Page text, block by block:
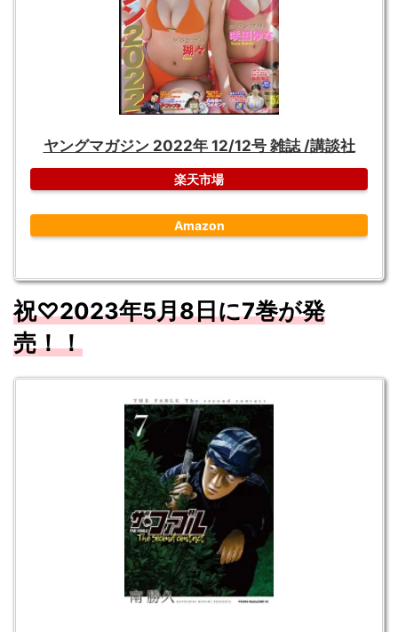
ヤングマガジン 2022年 12/12号 雑誌 /講談社
楽天市場
Amazon
祝♡2023年5月8日に7巻が発
売！！